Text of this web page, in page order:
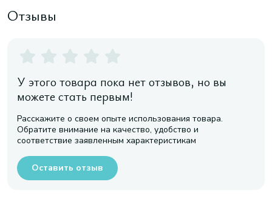
Отзывы
У этого товара пока нет отзывов, но вы
можете стать первым!
Расскажите о своем опыте использования товара.
Обратите внимание на качество, удобство и
соответствие заявленным характеристикам
Оставить отзыв